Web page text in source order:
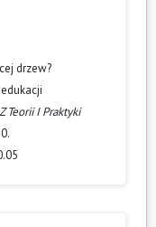
drzew?
Z Teorii I Praktyki